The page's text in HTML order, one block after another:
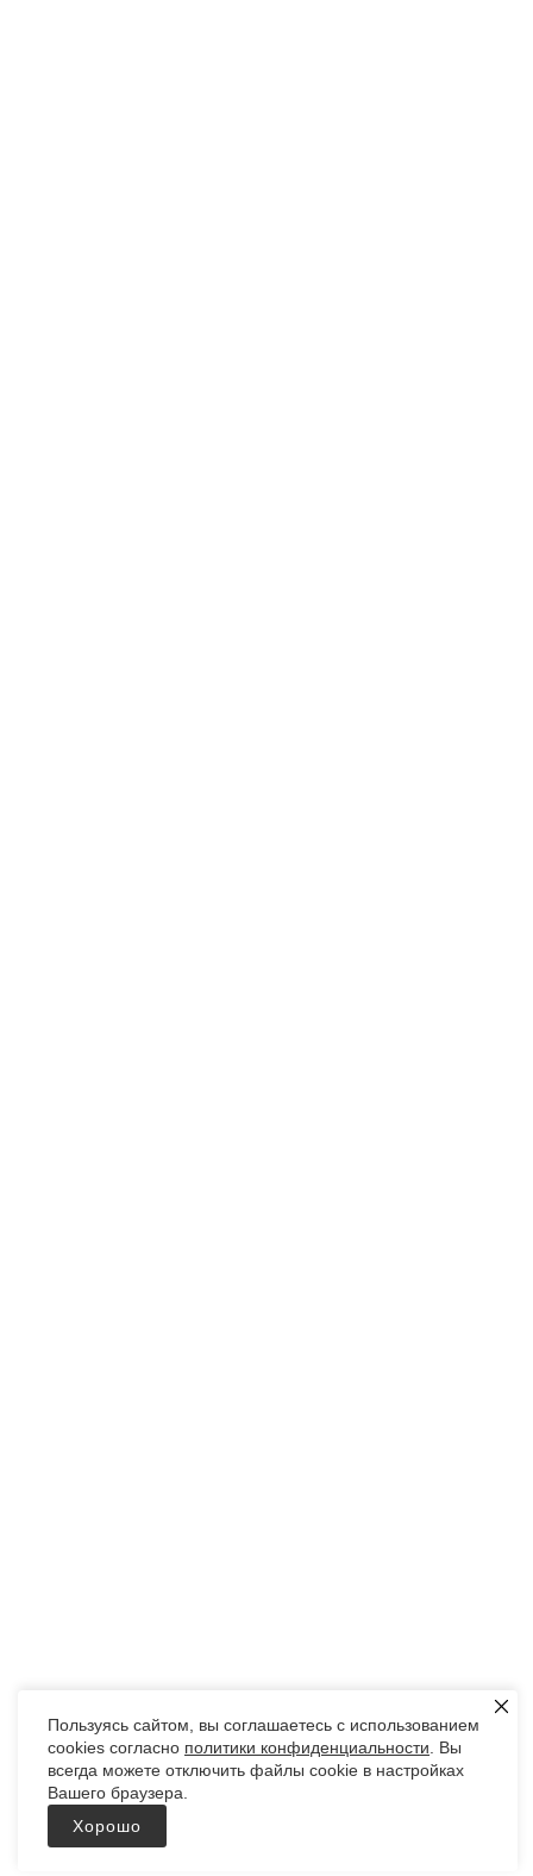
Пользуясь сайтом, вы соглашаетесь с использованием
cookies согласно политики конфиденциальности . Вы
всегда можете отключить файлы cookie в настройках
Вашего браузера.
Хорошо